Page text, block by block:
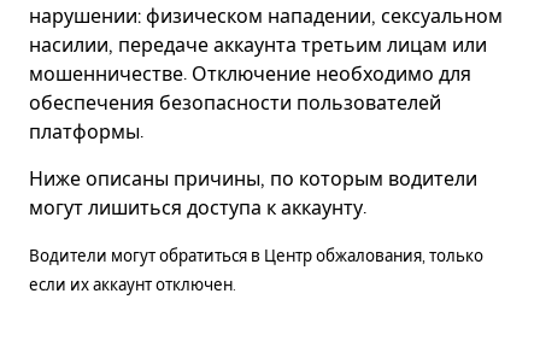
нарушении: физическом нападении, сексуальном
насилии, передаче аккаунта третьим лицам или
мошенничестве. Отключение необходимо для
обеспечения безопасности пользователей
платформы.
Ниже описаны причины, по которым водители
могут лишиться доступа к аккаунту.
Водители могут обратиться в Центр обжалования, только
если их аккаунт отключен.